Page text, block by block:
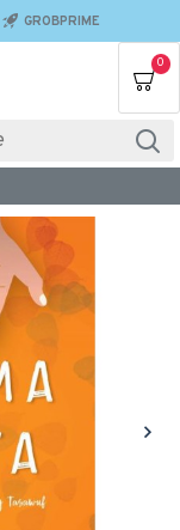
GROBPRIME
0